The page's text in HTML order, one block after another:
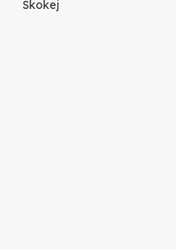
Skokej